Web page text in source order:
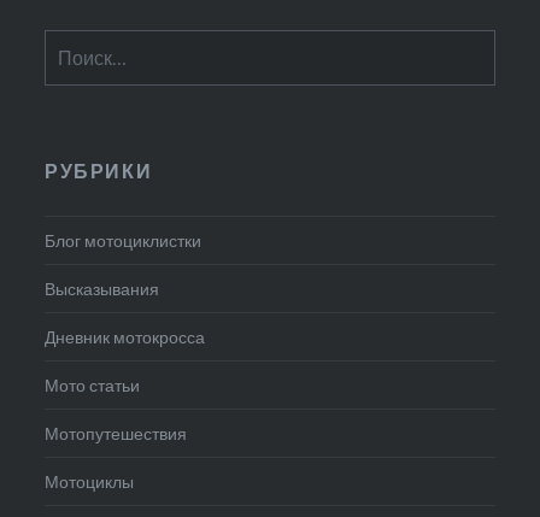
РУБРИКИ
Блог мотоциклистки
Высказывания
Дневник мотокросса
Мото статьи
Мотопутешествия
Мотоциклы